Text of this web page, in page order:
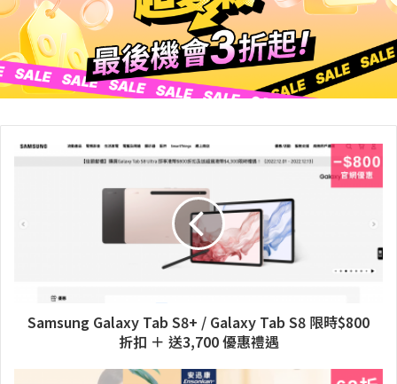
Samsung Galaxy Tab S8+ / Galaxy Tab S8 限時$800
折扣 ＋ 送3,700 優惠禮遇